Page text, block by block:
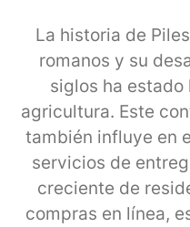
La historia de
romanos y su
siglos ha
agricultura. Este
también influye en
servicios de
creciente de
compras en línea,